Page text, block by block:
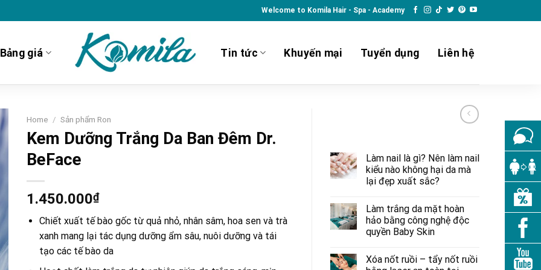
Welcome to Komila Hair - Spa - Academy
Bảng giá Tin tức Khuyến mại Tuyển dụng Liên hệ
Home / Sản phẩm Ron
Kem Dưỡng Trắng Da Ban Đêm Dr.
BeFace
1.450.000₫
Chiết xuất tế bào gốc từ quả nhỏ, nhân sâm, hoa sen và trà
xanh mang lại tác dụng dưỡng ẩm sâu, nuôi dưỡng và tái
tạo các tế bào da
Làm nail là gì? Nên làm nail
kiểu nào không hại da mà
lại đẹp xuất sắc?
Làm trắng da mặt hoàn
hảo bằng công nghệ độc
quyền Baby Skin
Xóa nốt ruồi – tẩy nốt ruồi